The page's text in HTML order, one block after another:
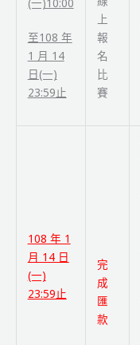
至108 年
1 月 14
日(一)
23:59止
上
報
名
比
賽
108 年 1
月 14 日
(一)
23:59止
完
成
匯
款